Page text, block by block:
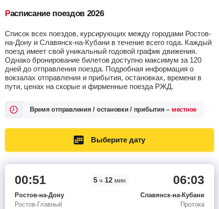
Расписание поездов 2026
Список всех поездов, курсирующих между городами Ростов-
на-Дону и Славянск-на-Кубани в течение всего года. Каждый
поезд имеет свой уникальный годовой график движения.
Однако бронирование билетов доступно максимум за 120
дней до отправления поезда. Подробная информация о
вокзалах отправления и прибытия, остановках, времени в
пути, ценах на скорые и фирменные поезда РЖД.
Время отправления / остановки / прибытия – местное
Выберите дату
00:51
Ростов-на-Дону
Ростов-Главный
5 ч 12 мин 06:03
Славянск-на-Кубани
Протока